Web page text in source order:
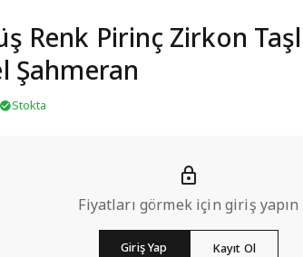
Renk Pirinç Zirkon
Şahmeran
Stokta
Fiyatları görmek için giriş yapın
Giriş Yap Kayıt Ol